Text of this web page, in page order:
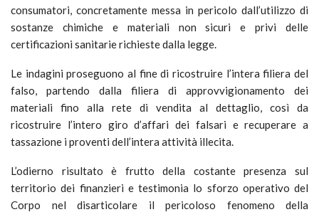
consumatori, concretamente messa in pericolo dall’utilizzo di
sostanze chimiche e materiali non sicuri e privi delle
certificazioni sanitarie richieste dalla legge.
Le indagini proseguono al fine di ricostruire l’intera filiera del
falso, partendo dalla filiera di approvvigionamento dei
materiali fino alla rete di vendita al dettaglio, così da
ricostruire l’intero giro d’affari dei falsari e recuperare a
tassazione i proventi dell’intera attività illecita.
L’odierno risultato è frutto della costante presenza sul
territorio dei finanzieri e testimonia lo sforzo operativo del
Corpo nel disarticolare il pericoloso fenomeno della